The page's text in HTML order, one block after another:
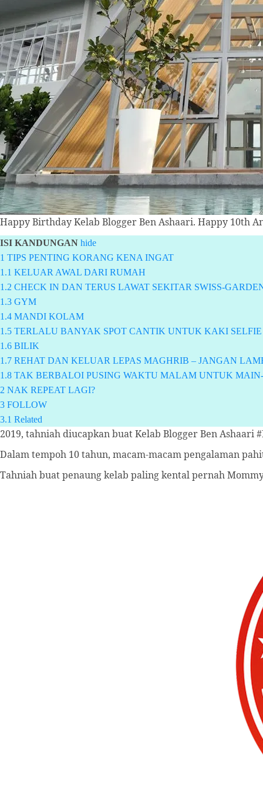
Happy Birthday Kelab Blogger Ben Ashaari. Happy 10th
ISI KANDUNGAN hide
1 TIPS PENTING KORANG KENA INGAT
1.1 KELUAR AWAL DARI RUMAH
1.2 CHECK IN DAN TERUS LAWAT SEKITAR SWISS-
1.3 GYM
1.4 MANDI KOLAM
1.5 TERLALU BANYAK SPOT CANTIK UNTUK KAKI
1.6 BILIK
1.7 REHAT DAN KELUAR LEPAS MAGHRIB – JANGAN
1.8 TAK BERBALOI PUSING WAKTU MALAM UNTUK
2 NAK REPEAT LAGI?
3 FOLLOW
3.1 Related
2019, tahniah diucapkan buat Kelab Blogger Ben
Dalam tempoh 10 tahun, macam-macam pengalaman
Tahniah buat penaung kelab paling kental pernah